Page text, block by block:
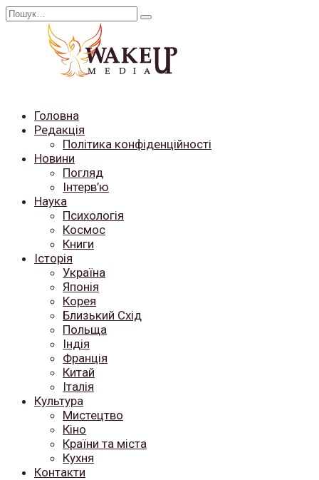
Перейти
Search
Головна
Редакція
Політика конфіденційності
Новини
Погляд
Інтерв’ю
Наука
Психологія
Космос
Книги
Історія
Україна
Японія
Корея
Близький Схід
Польща
Індія
Франція
Китай
Італія
Культура
Мистецтво
Кіно
Країни та міста
Кухня
Контакти